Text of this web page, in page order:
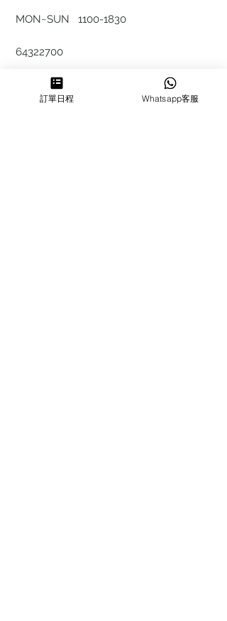
MON~SUN 1100-1830
64322700
cforcakestudio@gmail.com
Enq
訂單日程 Whatsapp客服